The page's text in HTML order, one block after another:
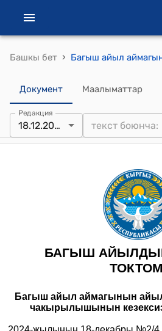
Башкы бет ›
Документ Маалыматтар
Редакция
18.12.2024